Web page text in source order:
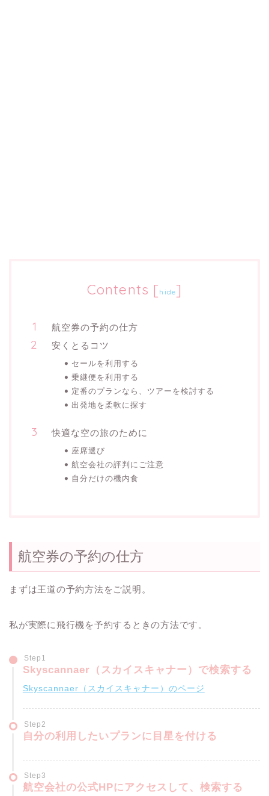
Contents [ hide]
航空券の予約の仕方
安くとるコツ
セールを利用する
乗継便を利用する
定番のプランなら、ツアーを検討する
出発地を柔軟に探す
快適な空の旅のために
座席選び
航空会社の評判にご注意
自分だけの機内食
航空券の予約の仕方
まずは王道の予約方法をご説明。
私が実際に飛行機を予約するときの方法です。
Step1
Skyscannaer（スカイスキャナー）で検索する
Skyscannaer（スカイスキャナー）のページ
Step2
自分の利用したいプランに目星を付ける
Step3
航空会社の公式HPにアクセスして、検索する